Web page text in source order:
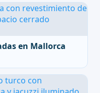
en Mallorca